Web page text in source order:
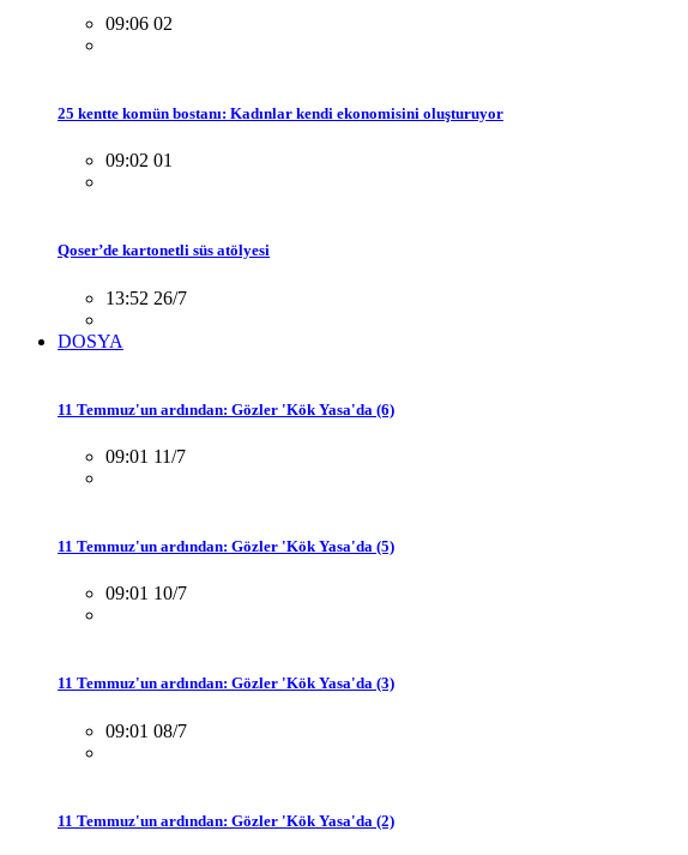
09:06 02
25 kentte komün bostanı: Kadınlar kendi ekonomisini oluşturuyor
09:02 01
Qoser’de kartonetli süs atölyesi
13:52 26/7
DOSYA
11 Temmuz'un ardından: Gözler 'Kök Yasa'da (6)
09:01 11/7
11 Temmuz'un ardından: Gözler 'Kök Yasa'da (5)
09:01 10/7
11 Temmuz'un ardından: Gözler 'Kök Yasa'da (3)
09:01 08/7
11 Temmuz'un ardından: Gözler 'Kök Yasa'da (2)